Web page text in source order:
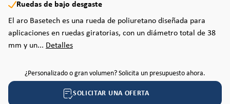
Ruedas de bajo desgaste
El aro Basetech es una rueda de poliuretano diseñada para
aplicaciones en ruedas giratorias, con un diámetro total de 38
mm y un... Detalles
¿Personalizado o gran volumen? Solicita un presupuesto ahora.
SOLICITAR UNA OFERTA